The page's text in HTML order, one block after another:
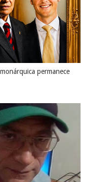
permanece